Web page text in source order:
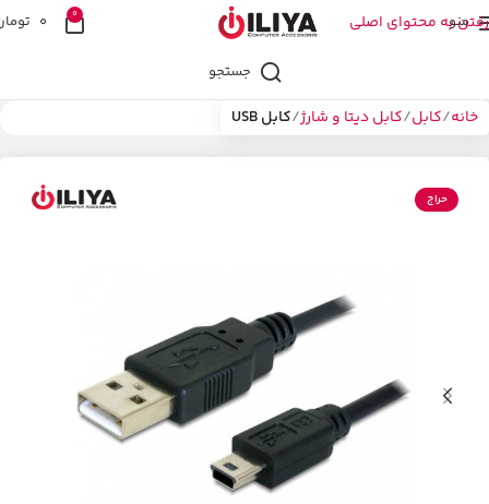
رفتن به محتوای اصلی
منو 0
0
جستجو
خانه کابل کابل دیتا و شارژ کابل USB
حراج